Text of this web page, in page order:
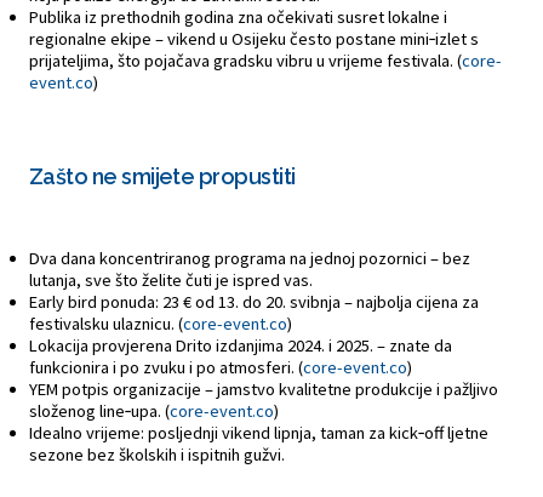
Publika iz prethodnih godina zna očekivati susret lokalne i
regionalne ekipe – vikend u Osijeku često postane mini‑izlet s
prijateljima, što pojačava gradsku vibru u vrijeme festivala. (core-
event.co)
Zašto ne smijete propustiti
Dva dana koncentriranog programa na jednoj pozornici – bez
lutanja, sve što želite čuti je ispred vas.
Early bird ponuda: 23 € od 13. do 20. svibnja – najbolja cijena za
festivalsku ulaznicu. (core-event.co)
Lokacija provjerena Drito izdanjima 2024. i 2025. – znate da
funkcionira i po zvuku i po atmosferi. (core-event.co)
YEM potpis organizacije – jamstvo kvalitetne produkcije i pažljivo
složenog line‑upa. (core-event.co)
Idealno vrijeme: posljednji vikend lipnja, taman za kick‑off ljetne
sezone bez školskih i ispitnih gužvi.